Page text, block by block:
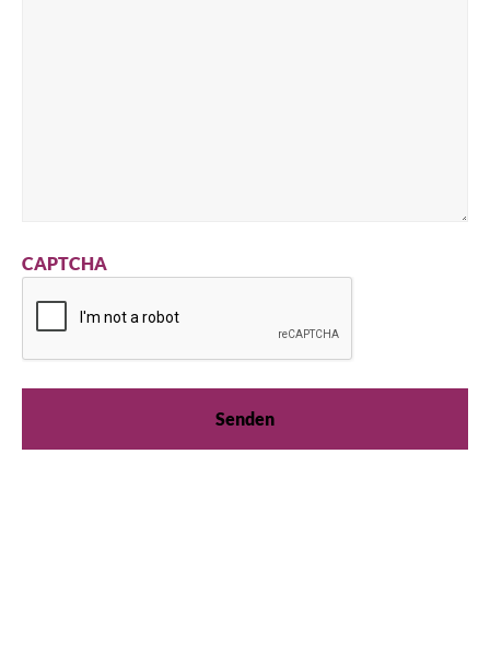
CAPTCHA